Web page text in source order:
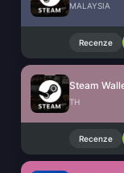
MALAYSIA
Recenze
TH
Recenze